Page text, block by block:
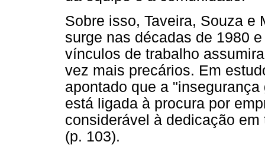
Sobre isso, Taveira, Souza e
surge nas décadas de 1980
vínculos de trabalho
vez mais precários. Em
apontado que a
está ligada à procura por
considerável à dedicação
(p. 103).